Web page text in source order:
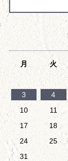
月 火
3
4
10
11
17
18
24
25
31